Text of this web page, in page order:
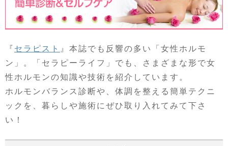
『 セラピスト 』本誌でも反響の多い「女性ホルモ
ン」。「セラピーライフ」でも、さまざまな形で女
性ホルモンの知識や技術を紹介しています。
ホルモンバランス診断や、体調を整える簡単テクニ
ックを、暮らしや施術にぜひ取り入れてみて下さ
い！